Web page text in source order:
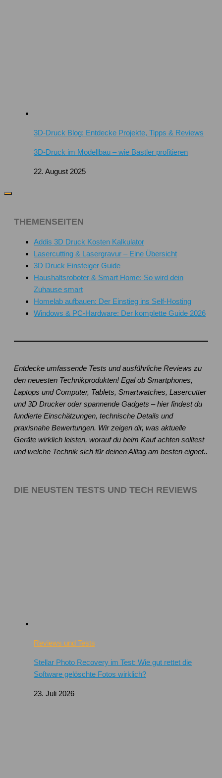
3D-Druck Blog: Entdecke Projekte, Tipps & Reviews
3D-Druck im Modellbau – wie Bastler profitieren
22. August 2025
THEMENSEITEN
Addis 3D Druck Kosten Kalkulator
Lasercutting & Lasergravur – Eine Übersicht
3D Druck Einsteiger Guide
Haushaltsroboter & Smart Home: So wird dein
Zuhause smart
Homelab aufbauen: Der Einstieg ins Self-Hosting
Windows & PC-Hardware: Der komplette Guide 2026
Entdecke umfassende Tests und ausführliche Reviews zu
den neuesten Technikprodukten! Egal ob Smartphones,
Laptops und Computer, Tablets, Smartwatches, Lasercutter
und 3D Drucker oder spannende Gadgets – hier findest du
fundierte Einschätzungen, technische Details und
praxisnahe Bewertungen. Wir zeigen dir, was aktuelle
Geräte wirklich leisten, worauf du beim Kauf achten solltest
und welche Technik sich für deinen Alltag am besten eignet..
DIE NEUSTEN TESTS UND TECH REVIEWS
Reviews und Tests
Stellar Photo Recovery im Test: Wie gut rettet die
Software gelöschte Fotos wirklich?
23. Juli 2026